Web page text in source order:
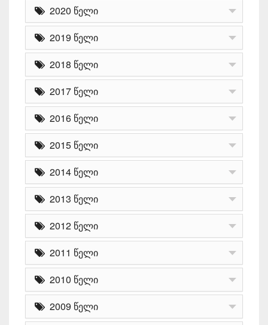
2020 წელი
2019 წელი
2018 წელი
2017 წელი
2016 წელი
2015 წელი
2014 წელი
2013 წელი
2012 წელი
2011 წელი
2010 წელი
2009 წელი